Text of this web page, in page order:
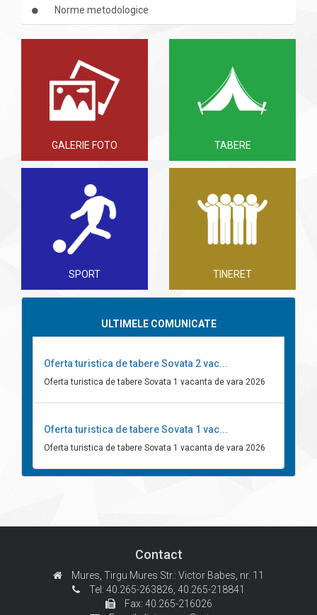
Norme metodologice
GALERIE FOTO TABERE
SPORT TINERET
ULTIMELE COMUNICATE
Oferta turistica de tabere Sovata 2 vac...
Oferta turistica de tabere Sovata 1 vacanta de vara 2026
Oferta turistica de tabere Sovata 1 vac...
Oferta turistica de tabere Sovata 1 vacanta de vara 2026
Contact
Mures, Tirgu Mures Str.: Victor Babes, nr. 11
Tel: 40.265-263826, 40.265-218841
Fax: 40.265-216026